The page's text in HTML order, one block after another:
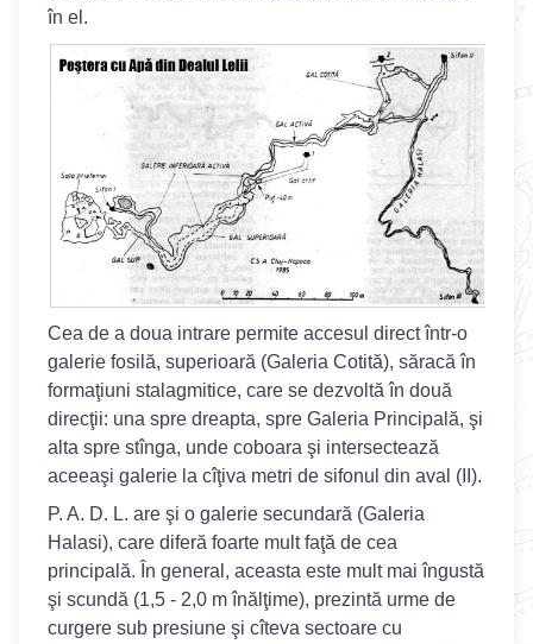
în el.
Cea de a doua intrare permite accesul direct într-o
galerie fosilă, superioară (Galeria Cotită), săracă în
formaţiuni stalagmitice, care se dezvoltă în două
direcţii: una spre dreapta, spre Galeria Principală, şi
alta spre stînga, unde coboara şi intersectează
aceeaşi galerie la cîţiva metri de sifonul din aval (II).
P. A. D. L. are şi o galerie secundară (Galeria
Halasi), care diferă foarte mult faţă de cea
principală. În general, aceasta este mult mai îngustă
şi scundă (1,5 - 2,0 m înălţime), prezintă urme de
curgere sub presiune şi cîteva sectoare cu